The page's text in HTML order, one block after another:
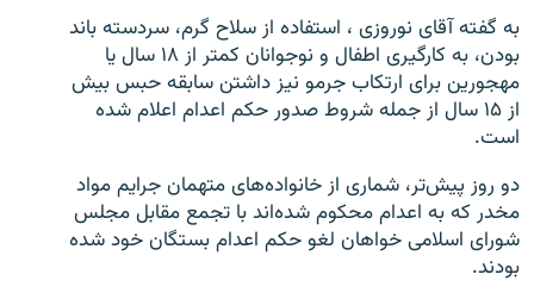
به ما بپیوندید
زبان‌های دیگر
به گفته آقای نوروزی ، استفاده از سلاح گرم، سردسته باند
بودن، به کارگیری اطفال و نوجوانان کمتر از ۱۸ سال یا
مهجورین برای ارتکاب جرمو نیز داشتن سابقه حبس بیش
از ۱۵ سال از جمله شروط صدور حکم اعدام اعلام شده
است.
دو روز پیش‌تر، شماری از خانواده‌های متهمان جرایم مواد
مخدر که به اعدام محکوم شده‌اند با تجمع مقابل مجلس
شورای اسلامی خواهان لغو حکم اعدام بستگان خود شده
بودند.